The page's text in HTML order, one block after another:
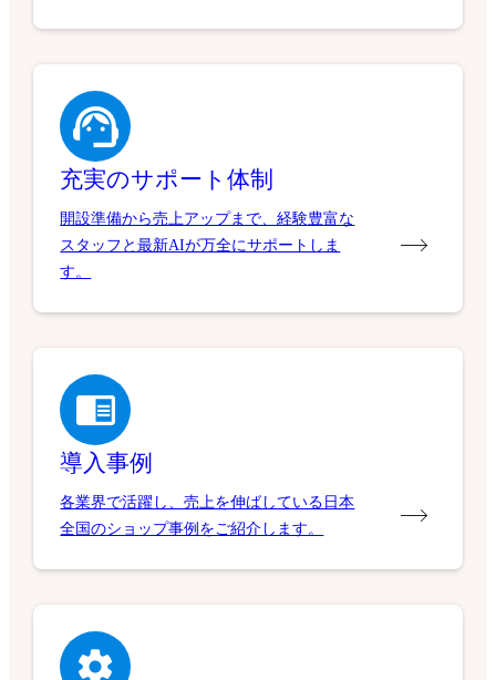
充実のサポート体制
開設準備から売上アップまで、経験豊富な
スタッフと最新AIが万全にサポートしま
す。
導入事例
各業界で活躍し、売上を伸ばしている日本
全国のショップ事例をご紹介します。